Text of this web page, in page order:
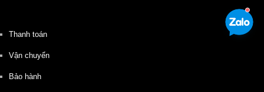
Thanh toán
Vận chuyển
Bảo hành